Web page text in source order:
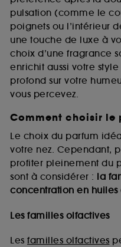
pulsation (comme le
poignets ou l’intérieur
une touche de luxe à
choix d’une fragrance
enrichit aussi votre
profond sur votre
vous percevez.
Comment choisir le
Le choix du parfum
votre nez. Cependant,
profiter pleinement du
sont à considérer : la
concentration en huiles
Les familles olfactives
Les familles olfactives